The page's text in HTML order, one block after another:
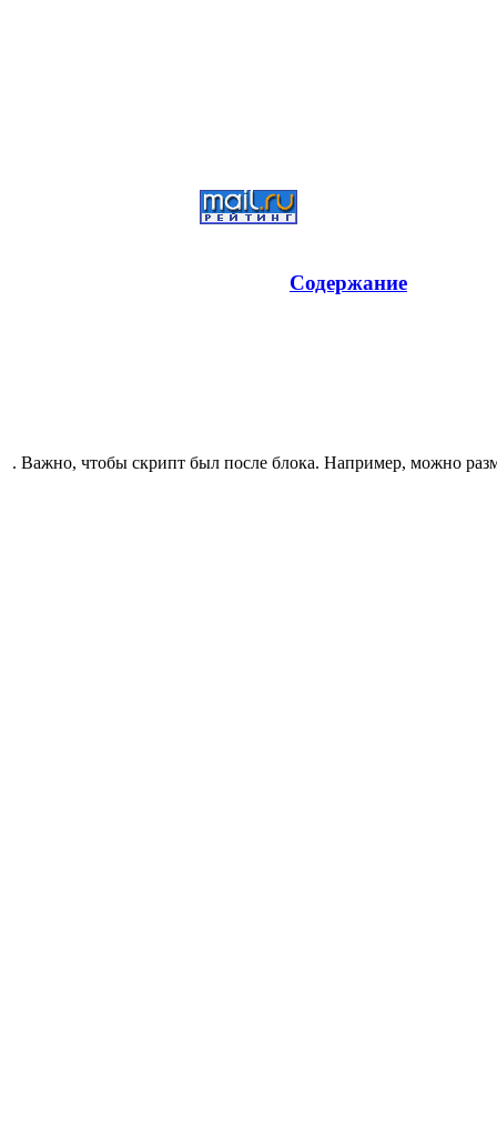
Содержание
. Важно, чтобы скрипт был после блока. Например, можно